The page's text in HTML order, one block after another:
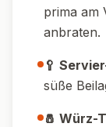
prima am
anbraten.
🥄
süße
🧂 Würz-